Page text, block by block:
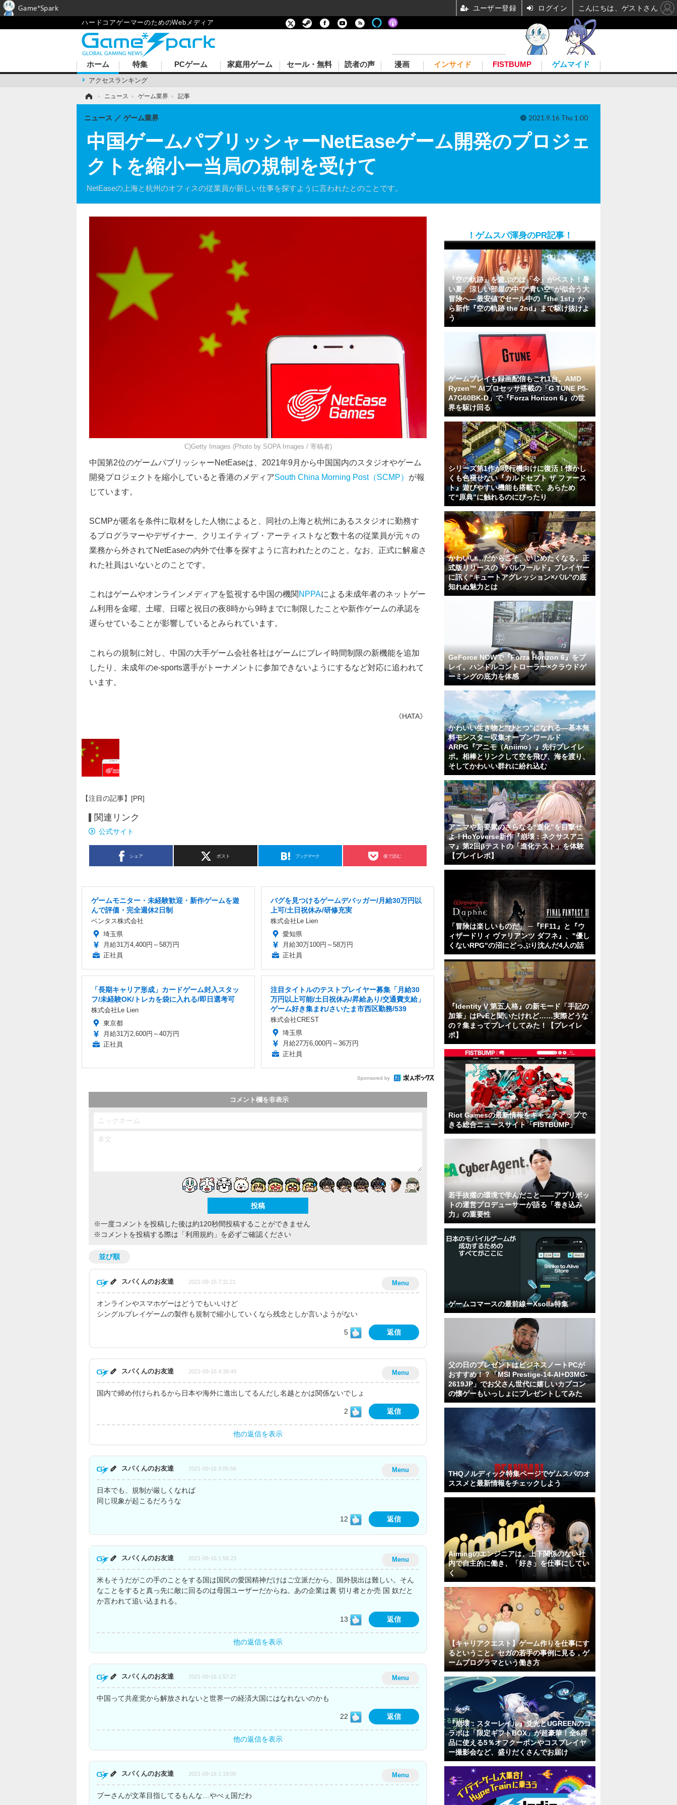
ハードコアゲーマーのためのWebメディア
ホーム
アクセスランキング
特集 PCゲーム 家庭用ゲーム セール・無料 読者の声 漫画 インサイド FISTBUMP ゲムマイド
› ニュース › ゲーム業界 › 記事
中国ゲームパブリッシャーNetEaseゲーム開発のプロジェ
クトを縮小ー当局の規制を受けて
NetEaseの上海と杭州のオフィスの従業員が新しい仕事を探すように言われたとのことです。
ニュース ゲーム業界 2021.9.16 Thu 1:00
C)Getty Images (Photo by SOPA Images / 寄稿者)
中国第2位のゲームパブリッシャーNetEaseは、2021年9月から中国国内のスタジオやゲーム
開発プロジェクトを縮小していると香港のメディアSouth China Morning Post（SCMP） が報
じています。
SCMPが匿名を条件に取材をした人物によると、同社の上海と杭州にあるスタジオに勤務す
るプログラマーやデザイナー、クリエイティブ・アーティストなど数十名の従業員が元々の
業務から外されてNetEaseの内外で仕事を探すように言われたとのこと。なお、正式に解雇さ
れた社員はいないとのことです。
これはゲームやオンラインメディアを監視する中国の機関 NPPAによる未成年者のネットゲー
ム利用を金曜、土曜、日曜と祝日の夜8時から9時までに制限したことや新作ゲームの承認を
遅らせていることが影響しているとみられています。
これらの規制に対し、中国の大手ゲーム会社各社はゲームにプレイ時間制限の新機能を追加
したり、未成年のe-sports選手がトーナメントに参加できないようにするなど対応に追われて
います。
《HATA》
【注目の記事】[PR]
関連リンク
公式サイト
シェア ポスト ブックマーク 後で読む
ゲームモニター・未経験歓迎・新作ゲームを遊
んで評価・完全週休2日制
ベンタス株式会社
埼玉県
月給31万4,400円～58万円
正社員
バグを見つけるゲームデバッガー/月給30万円以
上可/土日祝休み/研修充実
株式会社Le Lien
愛知県
月給30万100円～58万円
正社員
「長期キャリア形成」カードゲーム封入スタッ
フ/未経験OK/トレカを袋に入れる/即日選考可
株式会社Le Lien
東京都
月給31万2,600円～40万円
正社員
注目タイトルのテストプレイヤー募集「月給30
万円以上可能/土日祝休み/昇給あり/交通費支給」
ゲーム好き集まれ/さいたま市西区勤務/539
株式会社CREST
埼玉県
月給27万6,000円～36万円
正社員
Sponsored by
コメント欄を非表示
※一度コメントを投稿した後は約120秒間投稿することができません
※コメントを投稿する際は 「利用規約」 を必ずご確認ください
並び順
Menu
スパくんのお友達 2021-09-16 7:11:21
オンラインやスマホゲーはどうでもいいけど
シングルプレイゲームの製作も規制で縮小していくなら残念としか言いようがない
5 返信
Menu
スパくんのお友達 2021-09-16 4:39:49
国内で締め付けられるから日本や海外に進出してるんだし名越とかは関係ないでしょ
2 返信
他の返信を表示
Menu
スパくんのお友達 2021-09-16 3:05:56
日本でも、規制が厳しくなれば
同じ現象が起こるだろうな
12 返信
Menu
スパくんのお友達 2021-09-16 1:58:23
米もそうだがこの手のことをする国は国民の愛国精神だけはご立派だから、国外脱出は難しい。そん
なことをすると真っ先に敵に回るのは母国ユーザーだからね。あの企業は裏 切り者とか売 国 奴だと
か言われて追い込まれる。
13 返信
他の返信を表示
Menu
スパくんのお友達 2021-09-16 1:57:27
中国って共産党から解放されないと世界一の経済大国にはなれないのかも
22 返信
他の返信を表示
Menu
スパくんのお友達 2021-09-16 1:18:00
プーさんが文革目指してるもんな…やべぇ国だわ
！ゲムスパ渾身のPR記事！
『空の軌跡』を遊ぶのは「今」がベスト！暑
い夏、涼しい部屋の中で“青い空”が似合う大
冒険へ―最安値でセール中の『the 1st』か
ら新作『空の軌跡 the 2nd』まで駆け抜けよ
う
ゲームプレイも録画配信もこれ1台。AMD
Ryzen™ AIプロセッサ搭載の「G TUNE P5-
A7G60BK-D」で『Forza Horizon 6』の世
界を駆け回る
シリーズ第1作が現行機向けに復活！懐かし
くも色褪せない『カルドセプト ザ ファース
ト』遊びやすい機能も搭載で、あらため
て“原典”に触れるのにぴったり
かわいい…だからこそ、いじめたくなる。正
式版リリースの『パルワールド』プレイヤー
に訊く“キュートアグレッション×パル”の底
知れぬ魅力とは
GeForce NOWで『Forza Horizon 6』をプ
レイ。ハンドルコントローラー×クラウドゲ
ーミングの底力を体感
かわいい生き物と"ひとつ"になれる―基本無
料モンスター収集オープンワールド
ARPG『アニモ（Aniimo）』先行プレイレ
ポ。相棒とリンクして空を飛び、海を渡り、
そしてかわいい群れに紛れ込む
アニマや新要素のさらなる“進化”を目撃せ
よ！HoYoverse新作『崩壊：ネクサスアニ
マ』第2回βテストの「進化テスト」を体験
【プレイレポ】
「冒険は楽しいものだ」 ─『FF11』と『ウ
ィザードリィ ヴァリアンツ ダフネ』、"優し
くないRPG"の沼にどっぷり沈んだ4人の話
『Identity V 第五人格』の新モード「手記の
加筆」はPvEと聞いたけれど……実際どうな
の？集まってプレイしてみた！【プレイレ
ポ】
Riot Gamesの最新情報をキャッチアップで
きる総合ニュースサイト「FISTBUMP」
若手抜擢の環境で学んだこと――アプリボッ
トの運営プロデューサーが語る「巻き込み
力」の重要性
ゲームコマースの最前線ーXsolla特集
父の日のプレゼントはビジネスノートPCが
おすすめ！？「MSI Prestige-14-AI+D3MG-
2619JP」でお父さん世代に嬉しいカプコン
の懐ゲーもいっしょにプレゼントしてみた
THQノルディック特集ページでゲムスパのオ
ススメと最新情報をチェックしよう
Aimingのエンジニアは、上下関係のない社
内で自主的に働き、「好き」を仕事にしてい
く
【キャリアクエスト】ゲーム作りを仕事にす
るということ。セガの若手の事例に見る，ゲ
ームプログラマという働き方
『崩壊：スターレイル』爻光とUGREENのコ
ラボは「限定ギフトBOX」が超豪華！全6商
品に使える5％オフクーポンやコスプレイヤ
ー撮影会など、盛りだくさんでお届け
Game*Spark ユーザー登録 ログイン こんにちは、ゲストさん